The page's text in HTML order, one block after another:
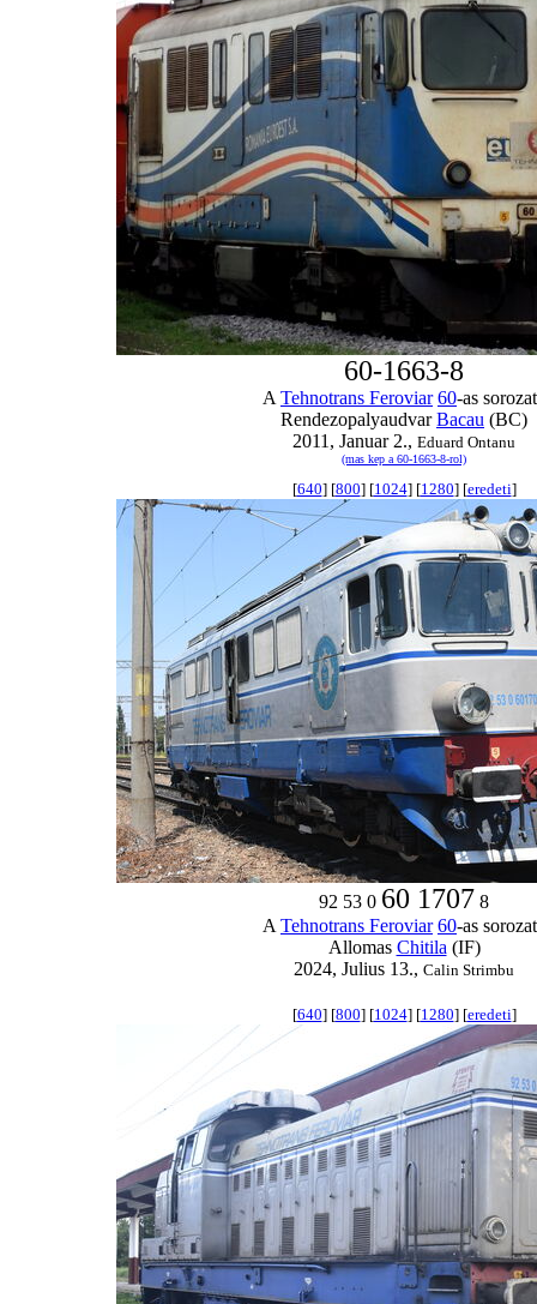
60-1663-8
A Tehnotrans Feroviar 60-as
RendezopalyaudvarBacau (BC)
2011, Januar 2., Eduard Ontanu
(mas kep a 60-1663-8-rol)
[640] [800] [1024] [1280] [eredeti]
92 53 0 60 1707 8
A Tehnotrans Feroviar 60-as
Allomas Chitila (IF)
2024, Julius 13., Calin Strimbu
[640] [800] [1024] [1280] [eredeti]